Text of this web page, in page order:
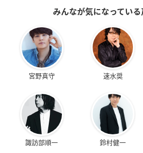
みんなが気になっている
宮野真守 速水奨
諏訪部順一 鈴村健一